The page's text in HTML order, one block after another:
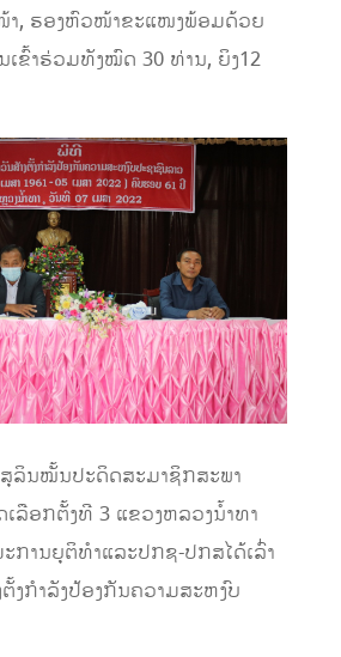
າ, ຮອງຫົວໜ້າຂະແໜງພ້ອມດ້ວຍ
ເຂົ້າຮ່ວມທັງໝົດ 30 ທ່ານ, ຍິງ12
ລິນໝັ້ນປະດິດສະມາຊິກສະພາ
ເລືອກຕັ້ງທີ 3 ແຂວງຫລວງນ້ຳທາ
ການຍຸຕິທຳແລະປກຊ-ປກສໄດ້ເລົ່າ
ງກຳລັງປ້ອງກັນຄວາມສະຫງົບ